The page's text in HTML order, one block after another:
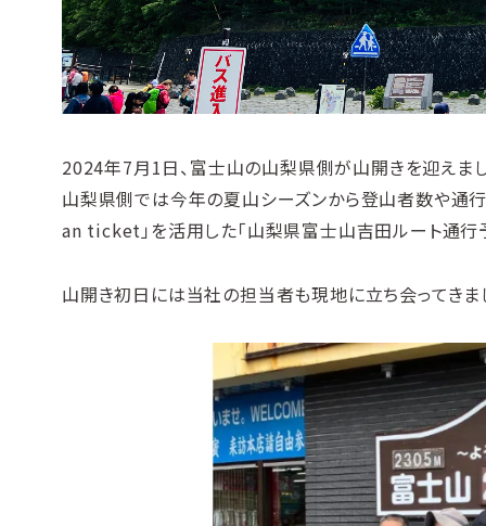
2024年7月1日、富士山の山梨県側が山開きを迎えまし
山梨県側では今年の夏山シーズンから登山者数や通
an ticket」を活用した「山梨県富士山吉田ルート通行
山開き初日には当社の担当者も現地に立ち会ってきま